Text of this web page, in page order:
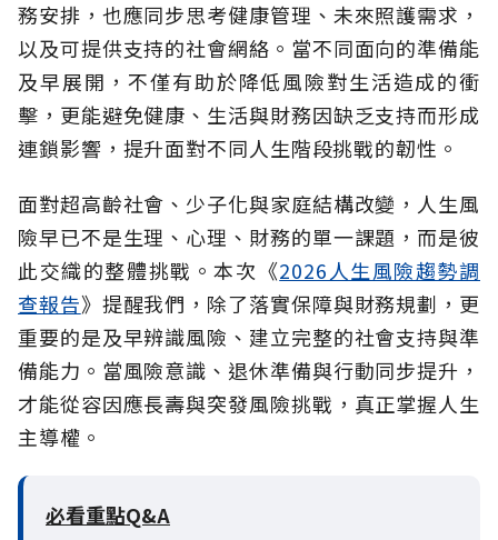
務安排，也應同步思考健康管理、未來照護需求，
以及可提供支持的社會網絡。當不同面向的準備能
及早展開，不僅有助於降低風險對生活造成的衝
擊，更能避免健康、生活與財務因缺乏支持而形成
連鎖影響，提升面對不同人生階段挑戰的韌性。
面對超高齡社會、少子化與家庭結構改變，人生風
險早已不是生理、心理、財務的單一課題，而是彼
此交織的整體挑戰。本次《2026人生風險趨勢調
查報告》提醒我們，除了落實保障與財務規劃，更
重要的是及早辨識風險、建立完整的社會支持與準
備能力。當風險意識、退休準備與行動同步提升，
才能從容因應長壽與突發風險挑戰，真正掌握人生
主導權。
必看重點Q&A